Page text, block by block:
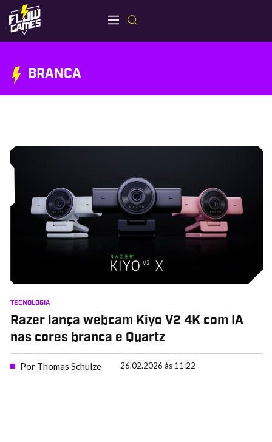
BRANCA
TECNOLOGIA
Razer lança webcam Kiyo V2 4K com IA
nas cores branca e Quartz
Por Thomas Schulze 26.02.2026 às 11:22